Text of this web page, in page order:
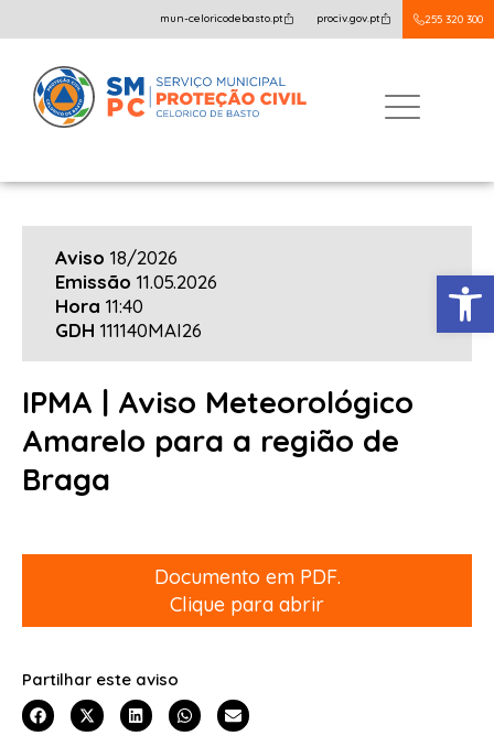
mun-celoricodebasto.pt prociv.gov.pt 255 320 300
Aviso 18/2026
Emissão 11.05.2026
Hora 11:40
GDH 111140MAI26
IPMA | Aviso Meteorológico
Amarelo para a região de
Braga
Documento em PDF.
Clique para abrir
Partilhar este aviso